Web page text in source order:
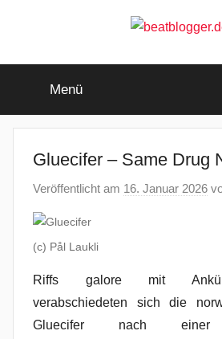
beatblogger.de
beat
goes
Menü
Gluecifer – Same Drug
Veröffentlicht am 16. Januar 2026
(c) Pål Laukli
Riffs galore mit
verabschiedeten sich die
Gluecifer nach einer